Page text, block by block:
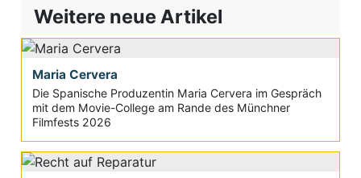
Weitere neue Artikel
Maria Cervera
Die Spanische Produzentin Maria Cervera im Gespräch
mit dem Movie-College am Rande des Münchner
Filmfests 2026